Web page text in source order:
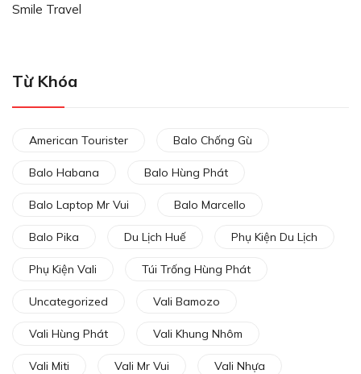
Smile Travel
Từ Khóa
American Tourister Balo Chống Gù
Balo Habana Balo Hùng Phát
Balo Laptop Mr Vui Balo Marcello
Balo Pika Du Lịch Huế Phụ Kiện Du Lịch
Phụ Kiện Vali Túi Trống Hùng Phát
Uncategorized Vali Bamozo
Vali Hùng Phát Vali Khung Nhôm
Vali Miti Vali Mr Vui Vali Nhựa